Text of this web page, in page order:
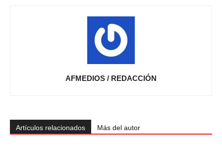
AFMEDIOS / REDACCIÓN
Artículos relacionados Más del autor